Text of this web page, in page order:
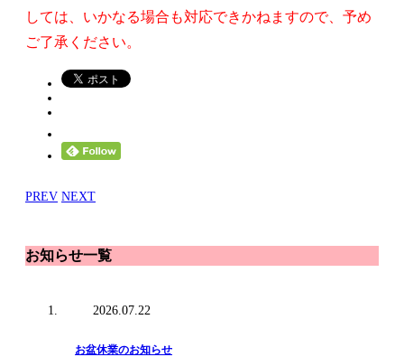
しては、いかなる場合も対応できかねますので、予め
ご了承ください。
PREV NEXT
お知らせ一覧
2026.07.22
お盆休業のお知らせ